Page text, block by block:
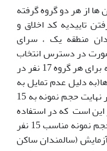
ها از هر دو گروه گرفته
تاییدیه کد اخلاق و
منطقه یک ، سرای
در دسترس انتخاب
شدند.از بین کل جامعه هدف حجم نمونه برای هر گروه 17 نفر در
دلیل عدم تمایل به
شرکت منظم در تمام جلسات درمانی) در نهایت حجم نمونه به 15
است که در استفاده
از روش های آزمایشی و نیمه آزمایشی حجم نمونه مناسب 15 نفر
(دلاور،1401). گروه آزمایش (سالمندان ساکن